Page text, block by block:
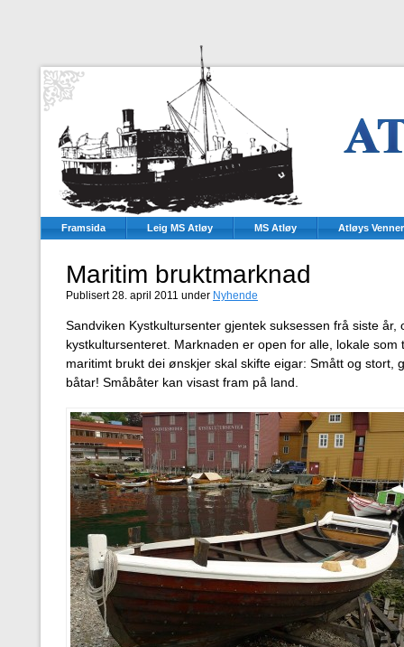
Framsida Leig MS Atløy MS Atløy Atløys Venner
Maritim bruktmarknad
Publisert 28. april 2011 under Nyhende
Sandviken Kystkultursenter gjentek suksessen frå siste
kystkultursenteret. Marknaden er open for alle, lokale
maritimt brukt dei ønskjer skal skifte eigar: Smått og stort,
båtar! Småbåter kan visast fram på land.